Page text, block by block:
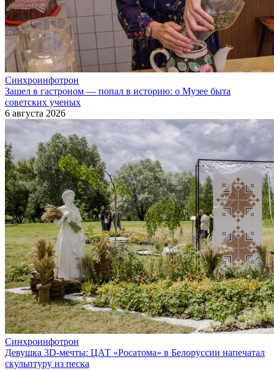
Синхроинфотрон
Зашел в гастроном — попал в историю: о Музее быта
советских ученых
6 августа 2026
Синхроинфотрон
Девушка 3D-мечты: ЦАТ «Росатома» в Белоруссии напечатал
скульптуру из песка